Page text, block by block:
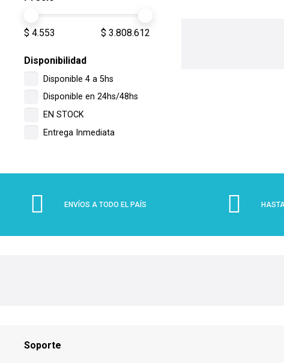
$ 4.553 $ 3.808.612
Disponibilidad
Disponible 4 a 5hs
Disponible en 24hs/48hs
EN STOCK
Entrega Inmediata
ENVÍOS A TODO EL PAÍS
Soporte